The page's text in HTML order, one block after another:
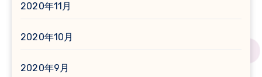
2020年11月
2020年10月
2020年9月